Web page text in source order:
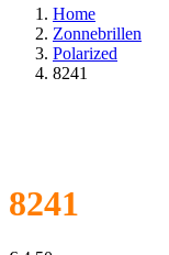
Home
Zonnebrillen
Polarized
8241
8241